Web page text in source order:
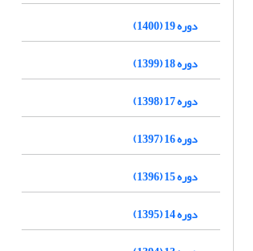
دوره 19 (1400)
دوره 18 (1399)
دوره 17 (1398)
دوره 16 (1397)
دوره 15 (1396)
دوره 14 (1395)